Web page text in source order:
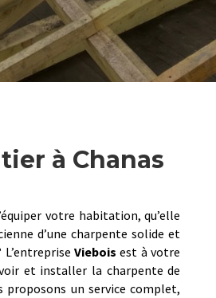
à Chanas
votre habitation, qu’elle
d’une charpente solide et
L’entreprise Viebois est à votre
et installer la charpente de
proposons un service complet,